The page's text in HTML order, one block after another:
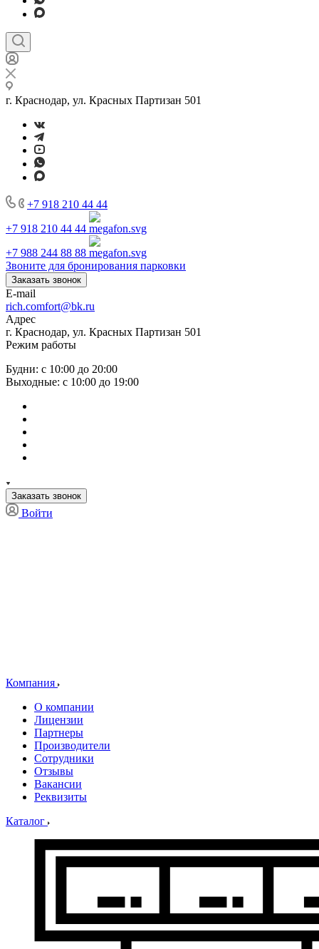
г. Краснодар, ул. Красных Партизан 501
+7 918 210 44 44
+7 918 210 44 44
+7 988 244 88 88
Звоните для бронирования парковки
Заказать звонок
E-mail
rich.comfort@bk.ru
Адрес
г. Краснодар, ул. Красных Партизан 501
Режим работы
Будни: с 10:00 до 20:00
Выходные: с 10:00 до 19:00
Заказать звонок
Войти
Компания
О компании
Лицензии
Партнеры
Производители
Сотрудники
Отзывы
Вакансии
Реквизиты
Каталог